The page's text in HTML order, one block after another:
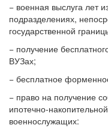
− военная выслуга лет
подразделениях,
государственной
− получение
ВУЗах;
− бесплатное
− право на получение
ипотечно-
военнослужащих: